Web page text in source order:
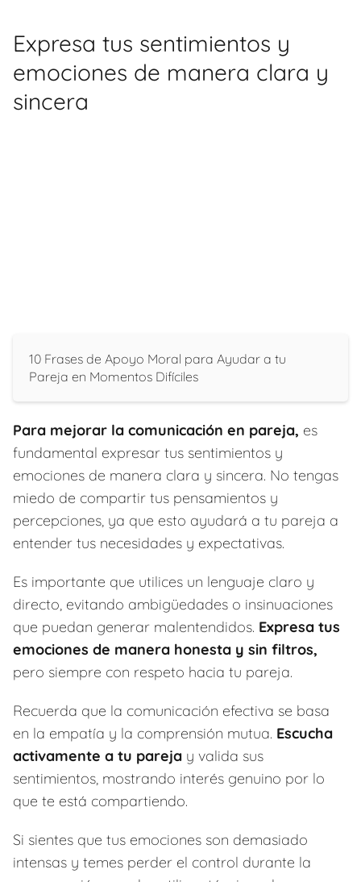
Expresa tus sentimientos y
emociones de manera clara y
sincera
10 Frases de Apoyo Moral para Ayudar a tu
Pareja en Momentos Difíciles
Para mejorar la comunicación en pareja, es
fundamental expresar tus sentimientos y
emociones de manera clara y sincera. No tengas
miedo de compartir tus pensamientos y
percepciones, ya que esto ayudará a tu pareja a
entender tus necesidades y expectativas.
Es importante que utilices un lenguaje claro y
directo, evitando ambigüedades o insinuaciones
que puedan generar malentendidos. Expresa tus
emociones de manera honesta y sin filtros,
pero siempre con respeto hacia tu pareja.
Recuerda que la comunicación efectiva se basa
en la empatía y la comprensión mutua. Escucha
activamente a tu pareja y valida sus
sentimientos, mostrando interés genuino por lo
que te está compartiendo.
Si sientes que tus emociones son demasiado
intensas y temes perder el control durante la